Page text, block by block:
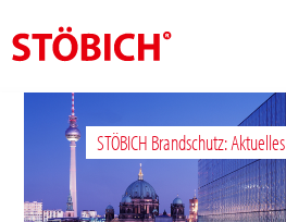
Über uns
Lösungen
STÖBICH Brandschutz: Aktuelles